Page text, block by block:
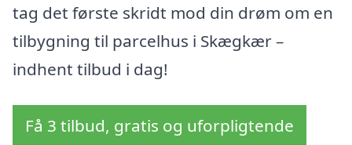
tag det første skridt mod din drøm om en
tilbygning til parcelhus i Skægkær –
indhent tilbud i dag!
Få 3 tilbud, gratis og uforpligtende